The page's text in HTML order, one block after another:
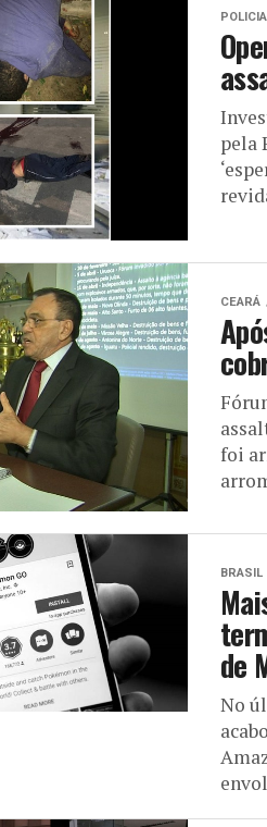
pela
CEARÁ
foi
BRASIL
de
No